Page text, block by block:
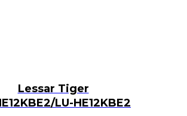
Lessar Tiger
LU-HE12KBE2